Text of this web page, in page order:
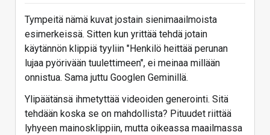
Tympeitä nämä kuvat jostain sienimaailmoista
esimerkeissä. Sitten kun yrittää tehdä jotain
käytännön klippiä tyyliin "Henkilö heittää perunan
lujaa pyörivään tuulettimeen", ei meinaa millään
onnistua. Sama juttu Googlen Geminillä.
Ylipäätänsä ihmetyttää videoiden generointi. Sitä
tehdään koska se on mahdollista? Pituudet riittää
lyhyeen mainosklippiin, mutta oikeassa maailmassa